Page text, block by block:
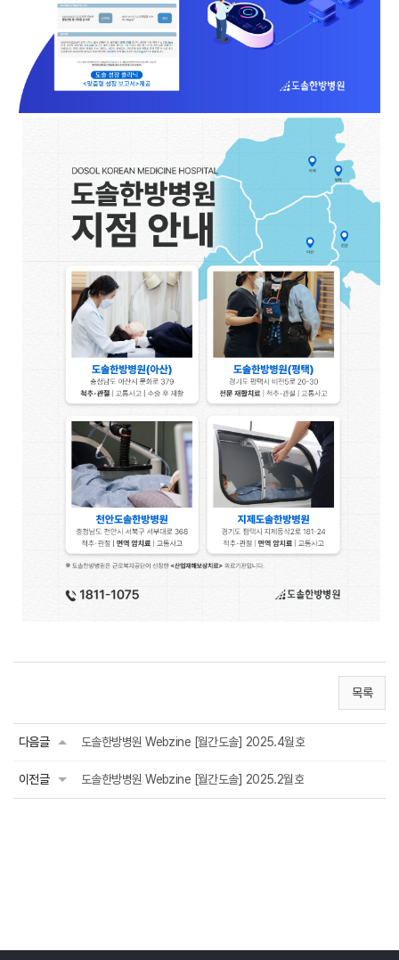
목록
다음글 도솔한방병원 Webzine [월간도솔] 2025.4월호
이전글 도솔한방병원 Webzine [월간도솔] 2025.2월호